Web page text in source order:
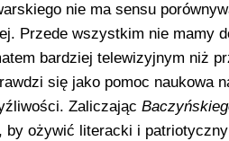
nie ma sensu
Przede wszystkim nie mamy
bardziej telewizyjnym niż
się jako pomoc naukowa
Zaliczając
by ożywić literacki i